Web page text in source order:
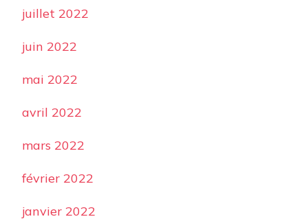
juillet 2022
juin 2022
mai 2022
avril 2022
mars 2022
février 2022
janvier 2022